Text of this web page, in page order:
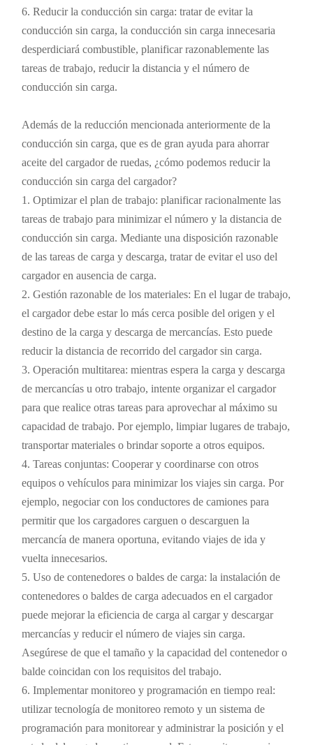
6. Reducir la conducción sin carga: tratar de evitar la
conducción sin carga, la conducción sin carga innecesaria
desperdiciará combustible, planificar razonablemente las
tareas de trabajo, reducir la distancia y el número de
conducción sin carga.
Además de la reducción mencionada anteriormente de la
conducción sin carga, que es de gran ayuda para ahorrar
aceite del cargador de ruedas, ¿cómo podemos reducir la
conducción sin carga del cargador?
1. Optimizar el plan de trabajo: planificar racionalmente las
tareas de trabajo para minimizar el número y la distancia de
conducción sin carga. Mediante una disposición razonable
de las tareas de carga y descarga, tratar de evitar el uso del
cargador en ausencia de carga.
2. Gestión razonable de los materiales: En el lugar de trabajo,
el cargador debe estar lo más cerca posible del origen y el
destino de la carga y descarga de mercancías. Esto puede
reducir la distancia de recorrido del cargador sin carga.
3. Operación multitarea: mientras espera la carga y descarga
de mercancías u otro trabajo, intente organizar el cargador
para que realice otras tareas para aprovechar al máximo su
capacidad de trabajo. Por ejemplo, limpiar lugares de trabajo,
transportar materiales o brindar soporte a otros equipos.
4. Tareas conjuntas: Cooperar y coordinarse con otros
equipos o vehículos para minimizar los viajes sin carga. Por
ejemplo, negociar con los conductores de camiones para
permitir que los cargadores carguen o descarguen la
mercancía de manera oportuna, evitando viajes de ida y
vuelta innecesarios.
5. Uso de contenedores o baldes de carga: la instalación de
contenedores o baldes de carga adecuados en el cargador
puede mejorar la eficiencia de carga al cargar y descargar
mercancías y reducir el número de viajes sin carga.
Asegúrese de que el tamaño y la capacidad del contenedor o
balde coincidan con los requisitos del trabajo.
6. Implementar monitoreo y programación en tiempo real:
utilizar tecnología de monitoreo remoto y un sistema de
programación para monitorear y administrar la posición y el